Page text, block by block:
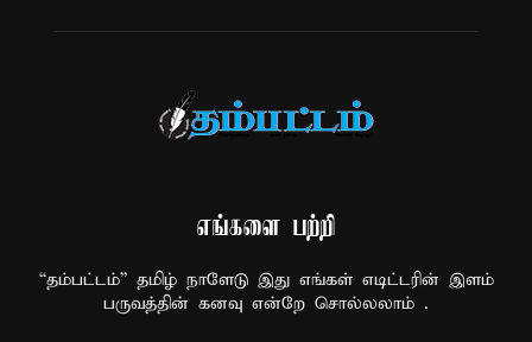
எங்களை பற்றி
“தம்பட்டம்” தமிழ் நாளேடு இது எங்கள் எடிட்டரின் இளம்
பருவத்தின் கனவு என்றே சொல்லலாம் .